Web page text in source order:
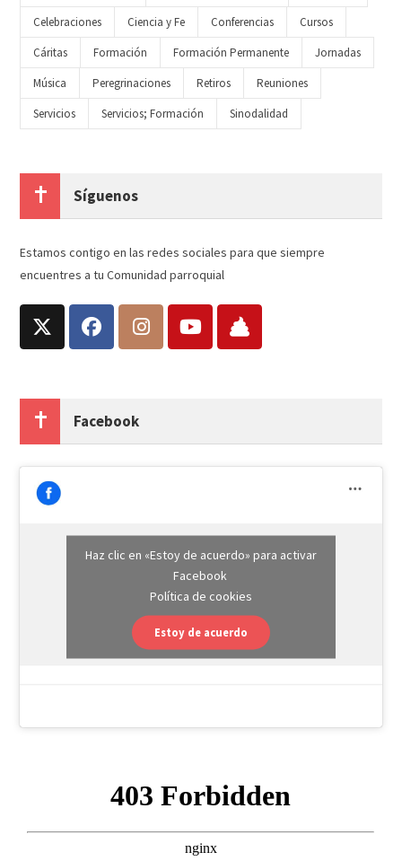
Celebraciones
Ciencia y Fe Conferencias
Cursos
Cáritas
Formación Formación Permanente
Jornadas
Música
Peregrinaciones Retiros
Reuniones
Servicios
Servicios; Formación Sinodalidad
Síguenos
Estamos contigo en las redes sociales para que siempre
encuentres a tu Comunidad parroquial
Facebook
Haz clic en «Estoy de acuerdo» para activar
Facebook
Política de cookies
Estoy de acuerdo